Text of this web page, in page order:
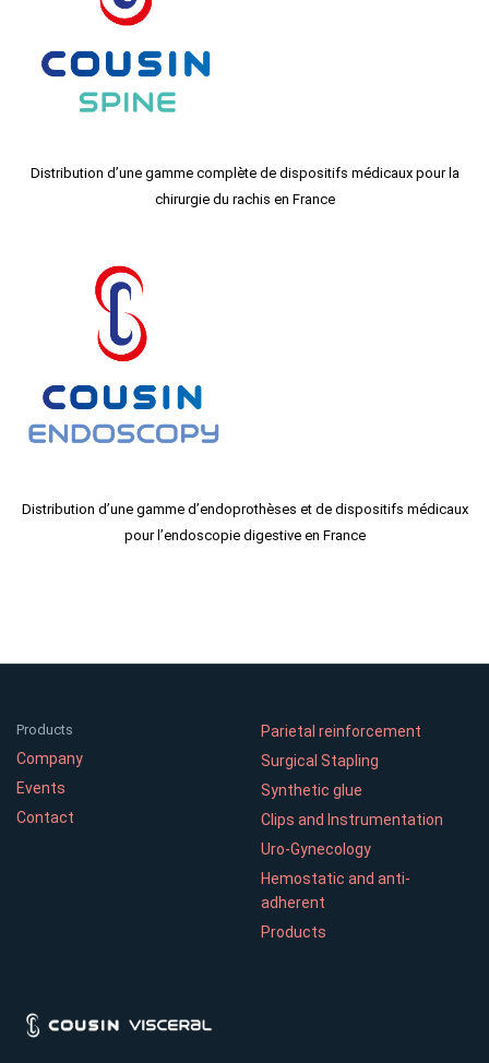
Distribution d’une gamme complète de dispositifs médicaux pour la
chirurgie du rachis en France
Distribution d’une gamme d’endoprothèses et de dispositifs médicaux
pour l’endoscopie digestive en France
Products
Company
Events
Contact
Parietal reinforcement
Surgical Stapling
Synthetic glue
Clips and Instrumentation
Uro-Gynecology
Hemostatic and anti-
adherent
Products